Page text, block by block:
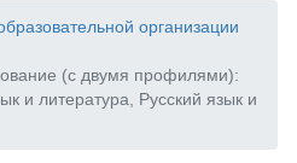
организации
(с двумя профилями):
и литература, Русский язык и